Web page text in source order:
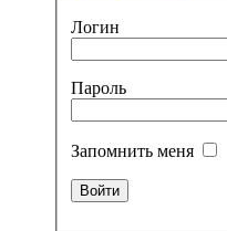
Логин
Пароль
Запомнить меня